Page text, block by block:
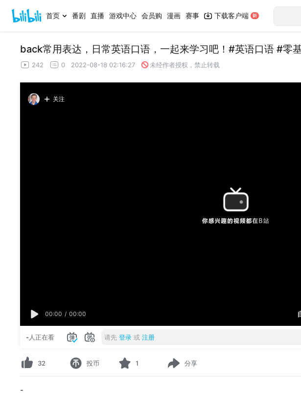
首页 番剧 直播 游戏中心 会员购 漫画 赛事 下载客户端
242 0 2022-08-18 02:16:27 未经作者授权，禁止转载
关注
00:00 / 00:00
-人正在看 请先 登录 或 注册
32 投币 1 分享
-